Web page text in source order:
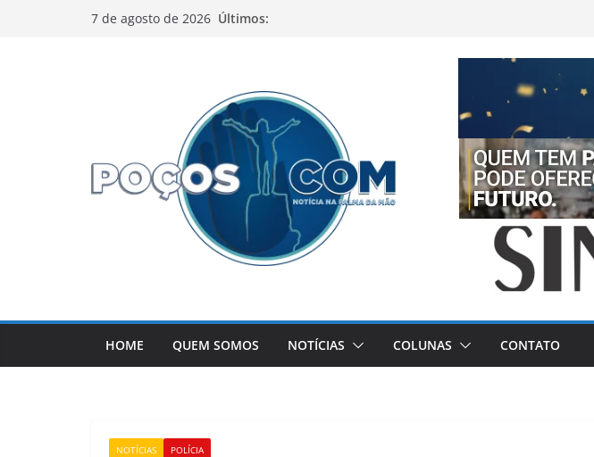
7 de agosto de 2026 Últimos:
HOME QUEM SOMOS NOTÍCIAS COLUNAS CONTATO
NOTÍCIAS POLÍCIA